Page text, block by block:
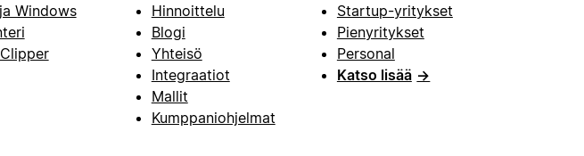
Windows
Hinnoittelu
Blogi
Yhteisö
Integraatiot
Mallit
Kumppaniohjelmat
Startup-yritykset
Pienyritykset
Personal
Katso lisää →